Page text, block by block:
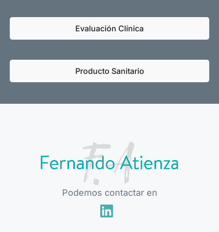
Evaluación Clínica
Producto Sanitario
Podemos contactar en